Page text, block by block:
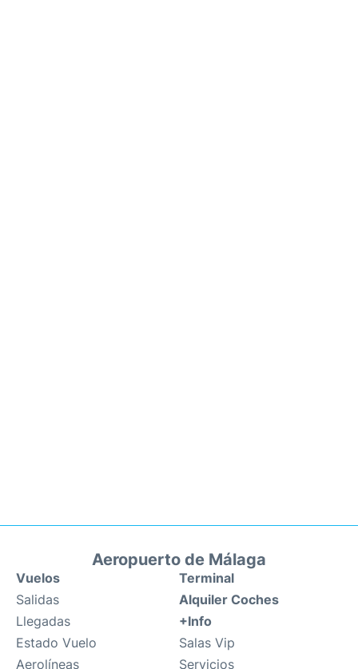
Aeropuerto de Málaga
Vuelos
Salidas
Llegadas
Estado Vuelo
Aerolíneas
Terminal
Alquiler Coches
+Info
Salas Vip
Servicios